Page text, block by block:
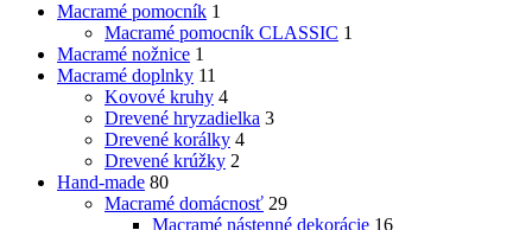
Macramé pomocník 1
Macramé pomocník CLASSIC 1
Macramé nožnice 1
Macramé doplnky 11
Kovové kruhy 4
Drevené hryzadielka 3
Drevené korálky 4
Drevené krúžky 2
Hand-made 80
Macramé domácnosť 29
Macramé nástenné dekorácie 16